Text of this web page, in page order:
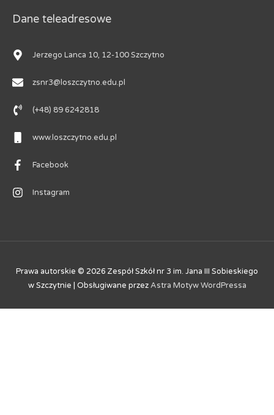
Dane teleadresowe
Jerzego Lanca 10, 12-100 Szczytno
zsnr3@loszczytno.edu.pl
(+48) 89 6242818
www.loszczytno.edu.pl
Facebook
Instagram
Prawa autorskie © 2026 Zespół Szkół nr 3 im. Jana III Sobieskiego
w Szczytnie | Obsługiwane przezAstra Motyw WordPressa